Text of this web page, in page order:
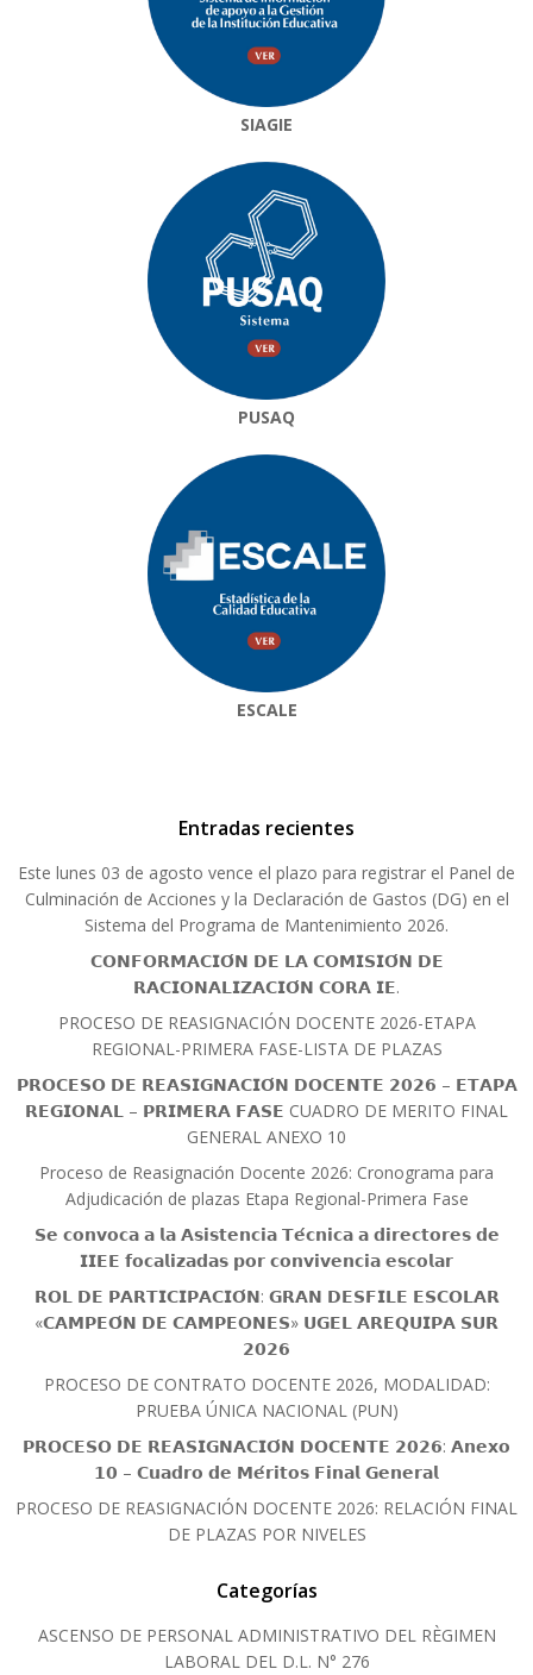
SIAGIE
PUSAQ
ESCALE
Entradas recientes
Este lunes 03 de agosto vence el plazo para registrar el Panel de
Culminación de Acciones y la Declaración de Gastos (DG) en el
Sistema del Programa de Mantenimiento 2026.
𝗖𝗢𝗡𝗙𝗢𝗥𝗠𝗔𝗖𝗜𝗢́𝗡 𝗗𝗘 𝗟𝗔 𝗖𝗢𝗠𝗜𝗦𝗜𝗢́𝗡 𝗗𝗘
𝗥𝗔𝗖𝗜𝗢𝗡𝗔𝗟𝗜𝗭𝗔𝗖𝗜𝗢́𝗡 𝗖𝗢𝗥𝗔 𝗜𝗘.
PROCESO DE REASIGNACIÓN DOCENTE 2026-ETAPA
REGIONAL-PRIMERA FASE-LISTA DE PLAZAS
𝗣𝗥𝗢𝗖𝗘𝗦𝗢 𝗗𝗘 𝗥𝗘𝗔𝗦𝗜𝗚𝗡𝗔𝗖𝗜𝗢́𝗡 𝗗𝗢𝗖𝗘𝗡𝗧𝗘 𝟮𝟬𝟮𝟲 – 𝗘𝗧𝗔𝗣𝗔
𝗥𝗘𝗚𝗜𝗢𝗡𝗔𝗟 – 𝗣𝗥𝗜𝗠𝗘𝗥𝗔 𝗙𝗔𝗦𝗘 CUADRO DE MERITO FINAL
GENERAL ANEXO 10
Proceso de Reasignación Docente 2026: Cronograma para
Adjudicación de plazas Etapa Regional-Primera Fase
𝗦𝗲 𝗰𝗼𝗻𝘃𝗼𝗰𝗮 𝗮 𝗹𝗮 𝗔𝘀𝗶𝘀𝘁𝗲𝗻𝗰𝗶𝗮 𝗧𝗲́𝗰𝗻𝗶𝗰𝗮 𝗮 𝗱𝗶𝗿𝗲𝗰𝘁𝗼𝗿𝗲𝘀 𝗱𝗲
𝗜𝗜𝗘𝗘 𝗳𝗼𝗰𝗮𝗹𝗶𝘇𝗮𝗱𝗮𝘀 𝗽𝗼𝗿 𝗰𝗼𝗻𝘃𝗶𝘃𝗲𝗻𝗰𝗶𝗮 𝗲𝘀𝗰𝗼𝗹𝗮𝗿
𝗥𝗢𝗟 𝗗𝗘 𝗣𝗔𝗥𝗧𝗜𝗖𝗜𝗣𝗔𝗖𝗜𝗢́𝗡: 𝗚𝗥𝗔𝗡 𝗗𝗘𝗦𝗙𝗜𝗟𝗘 𝗘𝗦𝗖𝗢𝗟𝗔𝗥
«𝗖𝗔𝗠𝗣𝗘𝗢́𝗡 𝗗𝗘 𝗖𝗔𝗠𝗣𝗘𝗢𝗡𝗘𝗦» 𝗨𝗚𝗘𝗟 𝗔𝗥𝗘𝗤𝗨𝗜𝗣𝗔 𝗦𝗨𝗥
𝟮𝟬𝟮𝟲
PROCESO DE CONTRATO DOCENTE 2026, MODALIDAD:
PRUEBA ÚNICA NACIONAL (PUN)
𝗣𝗥𝗢𝗖𝗘𝗦𝗢 𝗗𝗘 𝗥𝗘𝗔𝗦𝗜𝗚𝗡𝗔𝗖𝗜𝗢́𝗡 𝗗𝗢𝗖𝗘𝗡𝗧𝗘 𝟮𝟬𝟮𝟲: 𝗔𝗻𝗲𝘅𝗼
𝟭𝟬 – 𝗖𝘂𝗮𝗱𝗿𝗼 𝗱𝗲 𝗠𝗲́𝗿𝗶𝘁𝗼𝘀 𝗙𝗶𝗻𝗮𝗹 𝗚𝗲𝗻𝗲𝗿𝗮𝗹
PROCESO DE REASIGNACIÓN DOCENTE 2026: RELACIÓN FINAL
DE PLAZAS POR NIVELES
Categorías
ASCENSO DE PERSONAL ADMINISTRATIVO DEL RÈGIMEN
LABORAL DEL D.L. N° 276